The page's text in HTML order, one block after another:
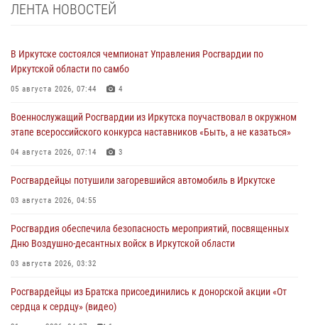
ЛЕНТА НОВОСТЕЙ
В Иркутске состоялся чемпионат Управления Росгвардии по
Иркутской области по самбо
05 августа 2026, 07:44 4
Военнослужащий Росгвардии из Иркутска поучаствовал в окружном
этапе всероссийского конкурса наставников «Быть, а не казаться»
04 августа 2026, 07:14 3
Росгвардейцы потушили загоревшийся автомобиль в Иркутске
03 августа 2026, 04:55
Росгвардия обеспечила безопасность мероприятий, посвященных
Дню Воздушно-десантных войск в Иркутской области
03 августа 2026, 03:32
Росгвардейцы из Братска присоединились к донорской акции «От
сердца к сердцу» (видео)